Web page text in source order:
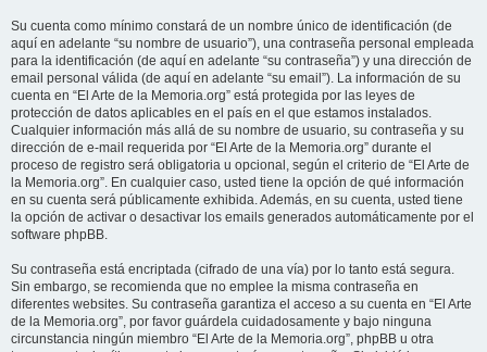
Su cuenta como mínimo constará de un nombre único de identificación (de
aquí en adelante “su nombre de usuario”), una contraseña personal empleada
para la identificación (de aquí en adelante “su contraseña”) y una dirección de
email personal válida (de aquí en adelante “su email”). La información de su
cuenta en “El Arte de la Memoria.org” está protegida por las leyes de
protección de datos aplicables en el país en el que estamos instalados.
Cualquier información más allá de su nombre de usuario, su contraseña y su
dirección de e-mail requerida por “El Arte de la Memoria.org” durante el
proceso de registro será obligatoria u opcional, según el criterio de “El Arte de
la Memoria.org”. En cualquier caso, usted tiene la opción de qué información
en su cuenta será públicamente exhibida. Además, en su cuenta, usted tiene
la opción de activar o desactivar los emails generados automáticamente por el
software phpBB.
Su contraseña está encriptada (cifrado de una vía) por lo tanto está segura.
Sin embargo, se recomienda que no emplee la misma contraseña en
diferentes websites. Su contraseña garantiza el acceso a su cuenta en “El Arte
de la Memoria.org”, por favor guárdela cuidadosamente y bajo ninguna
circunstancia ningún miembro “El Arte de la Memoria.org”, phpBB u otra